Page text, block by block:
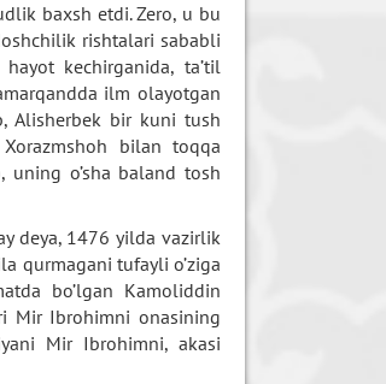
baxsh etdi. Zero, u bu
rishtalari sababli
kechirganida, ta’til
ilm olayotgan
Alisherbek bir kuni tush
bilan toqqa
uning o’sha baland tosh
deya, 1476 yilda vazirlik
qurmagani tufayli o’ziga
bo’lgan Kamoliddin
Mir Ibrohimni onasining
Mir Ibrohimni, akasi